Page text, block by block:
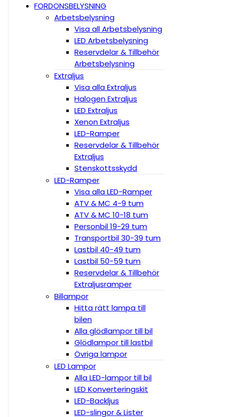
FORDONSBELYSNING
Arbetsbelysning
Visa all Arbetsbelysning
LED Arbetsbelysning
Reservdelar & Tillbehör
Arbetsbelysning
Extraljus
Visa alla Extraljus
Halogen Extraljus
LED Extraljus
Xenon Extraljus
LED-Ramper
Reservdelar & Tillbehör
Extraljus
Stenskottsskydd
LED-Ramper
Visa alla LED-Ramper
ATV & MC 4-9 tum
ATV & MC 10-18 tum
Personbil 19-29 tum
Transportbil 30-39 tum
Lastbil 40-49 tum
Lastbil 50-59 tum
Reservdelar & Tillbehör
Extraljusramper
Billampor
Hitta rätt lampa till
bilen
Alla glödlampor till bil
Glödlampor till lastbil
Övriga lampor
LED Lampor
Alla LED-lampor till bil
LED Konverteringskit
LED-Backljus
LED-slingor & Lister